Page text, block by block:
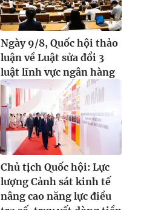
Ngày 9/8, Quốc hội thảo
luận về Luật sửa đổi 3
luật lĩnh vực ngân hàng
Chủ tịch Quốc hội: Lực
lượng Cảnh sát kinh tế
nâng cao năng lực điều